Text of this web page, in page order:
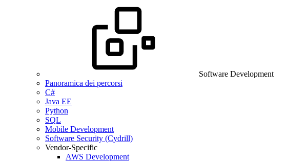
Software Development
Panoramica dei percorsi
C#
Java EE
Python
SQL
Mobile Development
Software Security (Cydrill)
Vendor-Specific
AWS Development